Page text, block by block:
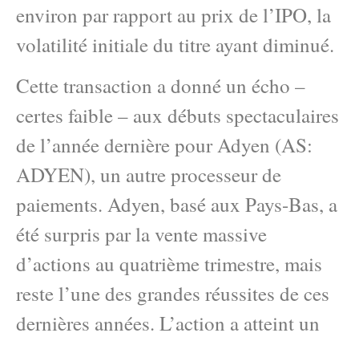
environ par rapport au prix de l’IPO, la
volatilité initiale du titre ayant diminué.
Cette transaction a donné un écho –
certes faible – aux débuts spectaculaires
de l’année dernière pour Adyen (AS:
ADYEN), un autre processeur de
paiements. Adyen, basé aux Pays-Bas, a
été surpris par la vente massive
d’actions au quatrième trimestre, mais
reste l’une des grandes réussites de ces
dernières années. L’action a atteint un